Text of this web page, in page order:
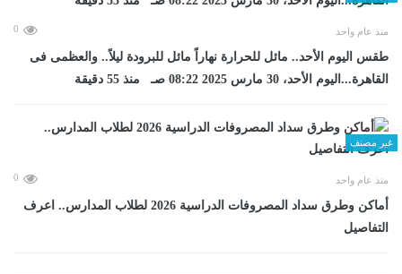
منذ عام واحد 0
طقس اليوم الأحد.. مائل للحرارة نهاراً مائل للبرودة ليلاً.. والعظمى فى
القاهرة...اليوم الأحد، 30 مارس 2025 08:22 صـ منذ 55 دقيقة
غير مصنف
منذ عام واحد 0
أماكن وطرق سداد المصروفات الدراسية 2026 لطلاب المدارس.. اعرف
التفاصيل